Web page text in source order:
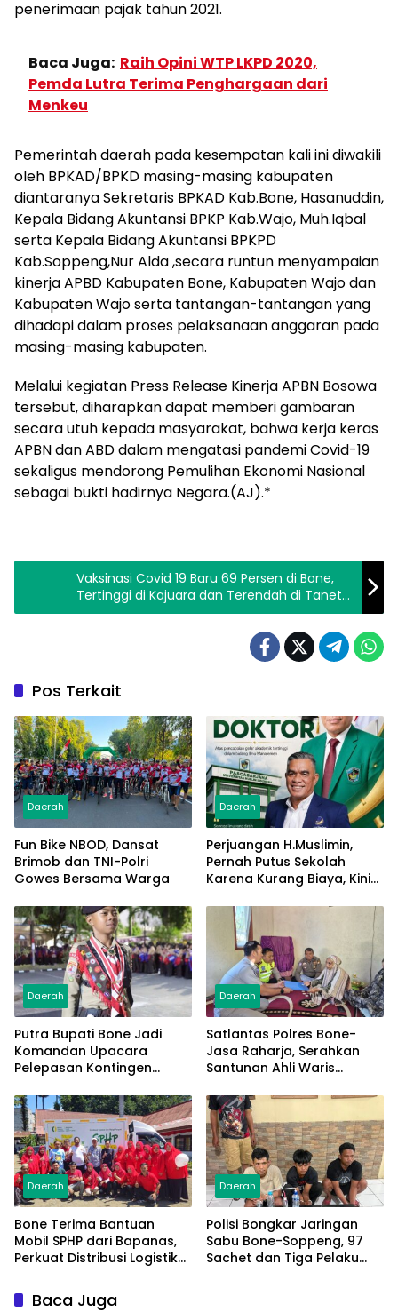
penerimaan pajak tahun 2021.
Baca Juga: Raih Opini WTP LKPD 2020,
Pemda Lutra Terima Penghargaan dari
Menkeu
Pemerintah daerah pada kesempatan kali ini diwakili
oleh BPKAD/BPKD masing-masing kabupaten
diantaranya Sekretaris BPKAD Kab.Bone, Hasanuddin,
Kepala Bidang Akuntansi BPKP Kab.Wajo, Muh.Iqbal
serta Kepala Bidang Akuntansi BPKPD
Kab.Soppeng,Nur Alda ,secara runtun menyampaian
kinerja APBD Kabupaten Bone, Kabupaten Wajo dan
Kabupaten Wajo serta tantangan-tantangan yang
dihadapi dalam proses pelaksanaan anggaran pada
masing-masing kabupaten.
Melalui kegiatan Press Release Kinerja APBN Bosowa
tersebut, diharapkan dapat memberi gambaran
secara utuh kepada masyarakat, bahwa kerja keras
APBN dan ABD dalam mengatasi pandemi Covid-19
sekaligus mendorong Pemulihan Ekonomi Nasional
sebagai bukti hadirnya Negara.(AJ).*
Vaksinasi Covid 19 Baru 69 Persen di Bone,
Tertinggi di Kajuara dan Terendah di Tanete
Riattang
Pos Terkait
Daerah
Fun Bike NBOD, Dansat
Brimob dan TNI-Polri
Gowes Bersama Warga
Daerah
Perjuangan H.Muslimin,
Pernah Putus Sekolah
Karena Kurang Biaya, Kini
Manajemen
Daerah
Putra Bupati Bone Jadi
Komandan Upacara
Pelepasan Kontingen
Daerah
Satlantas Polres Bone-
Jasa Raharja, Serahkan
Santunan Ahli Waris
Rp50 Juta
Daerah
Bone Terima Bantuan
Mobil SPHP dari Bapanas,
Perkuat Distribusi Logistik
Daerah
Polisi Bongkar Jaringan
Sabu Bone-Soppeng, 97
Sachet dan Tiga Pelaku
Baca Juga